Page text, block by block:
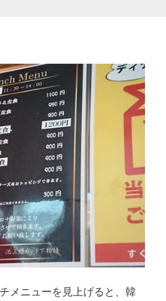
メニューを見上げると、韓